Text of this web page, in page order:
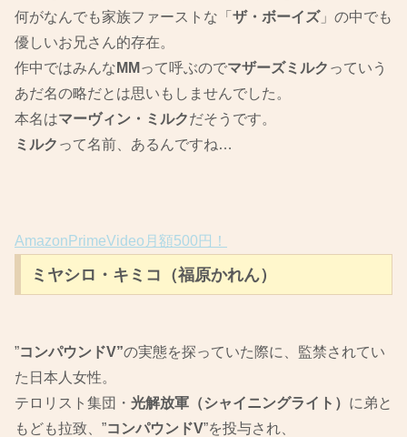
何がなんでも家族ファーストな「 ザ・ボーイズ」の中でも
優しいお兄さん的存在。
作中ではみんな MM って呼ぶのでマザーズミルク っていう
あだ名の略だとは思いもしませんでした。
本名はマーヴィン・ミルクだそうです。
ミルク って名前、あるんですね…
AmazonPrimeVideo月額500円！
ミヤシロ・キミコ（福原かれん）
”コンパウンドV”の実態を探っていた際に、監禁されてい
た日本人女性。
テロリスト集団・ 光解放軍（シャイニングライト） に弟と
もども拉致、”コンパウンドV”を投与され、